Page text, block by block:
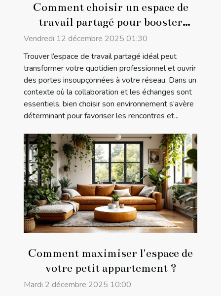
Comment choisir un espace de
travail partagé pour booster
votre réseau professionnel ?
Vendredi 12 décembre 2025 01:30
Trouver l’espace de travail partagé idéal peut
transformer votre quotidien professionnel et ouvrir
des portes insoupçonnées à votre réseau. Dans un
contexte où la collaboration et les échanges sont
essentiels, bien choisir son environnement s’avère
déterminant pour favoriser les rencontres et...
Comment maximiser l'espace de
votre petit appartement ?
Mardi 2 décembre 2025 10:00